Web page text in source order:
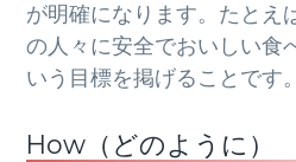
が明確になります。たとえ
の人々に安全でおいしい食
いう目標を掲げることです。
How（どのように）